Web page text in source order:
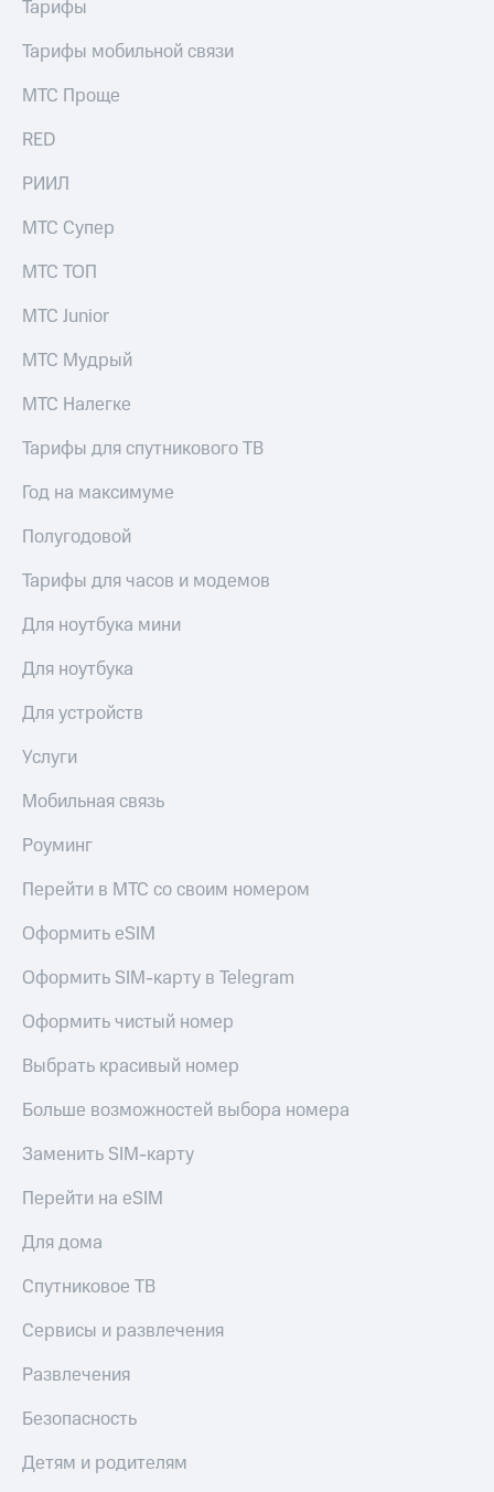
Тарифы
Тарифы мобильной связи
МТС Проще
RED
РИИЛ
МТС Супер
МТС ТОП
МТС Junior
МТС Мудрый
МТС Налегке
Тарифы для спутникового ТВ
Год на максимуме
Полугодовой
Тарифы для часов и модемов
Для ноутбука мини
Для ноутбука
Для устройств
Услуги
Мобильная связь
Роуминг
Перейти в МТС со своим номером
Оформить eSIM
Оформить SIM-карту в Telegram
Оформить чистый номер
Выбрать красивый номер
Больше возможностей выбора номера
Заменить SIM-карту
Перейти на eSIM
Для дома
Спутниковое ТВ
Сервисы и развлечения
Развлечения
Безопасность
Детям и родителям